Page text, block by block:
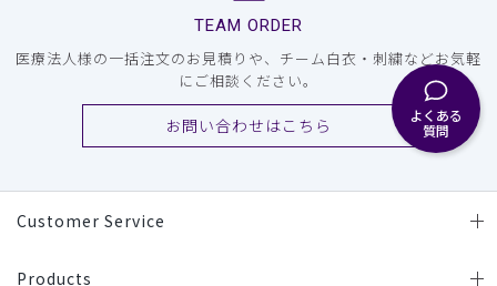
よくある
質問
TEAM ORDER
医療法人様の一括注文のお見積りや、チーム白衣・刺繍などお気軽
にご相談ください。
お問い合わせはこちら
Customer Service
Products